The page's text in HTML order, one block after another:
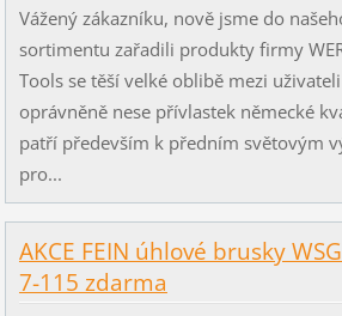
Vážený zákazníku, nově jsme do
sortimentu zařadili produkty firmy
Tools se těší velké oblibě mezi
oprávněně nese přívlastek německé
patří především k předním světovým
pro...
AKCE FEIN úhlové brusky
7-115 zdarma